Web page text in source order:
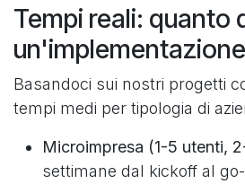
Tempi reali: quanto
Basandoci sui nostri progetti
tempi medi per tipologia di
Microimpresa (1-5 utenti,
settimane dal kickoff al